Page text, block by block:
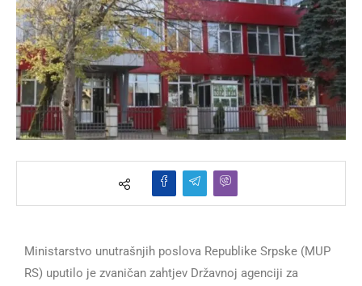
Ministarstvo unutrašnjih poslova Republike Srpske (MUP
RS) uputilo je zvaničan zahtjev Državnoj agenciji za